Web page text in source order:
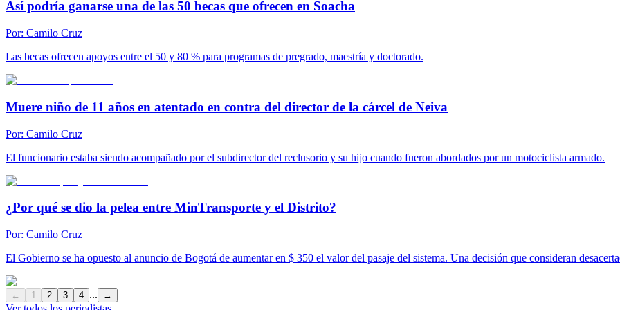
Así podría ganarse una de las 50 becas que ofrecen en Soacha
Por: Camilo Cruz
Las becas ofrecen apoyos entre el 50 y 80 % para programas de pregrado, maestría y doctorado.
Muere niño de 11 años en atentado en contra del director de la cárcel de Neiva
Por: Camilo Cruz
El funcionario estaba siendo acompañado por el subdirector del reclusorio y su hijo cuando fueron abordados por un motociclista armado.
¿Por qué se dio la pelea entre MinTransporte y el Distrito?
Por: Camilo Cruz
El Gobierno se ha opuesto al anuncio de Bogotá de aumentar en $ 350 el valor del pasaje del sistema. Una decisión que consideran
← 1 2 3 4 ... →